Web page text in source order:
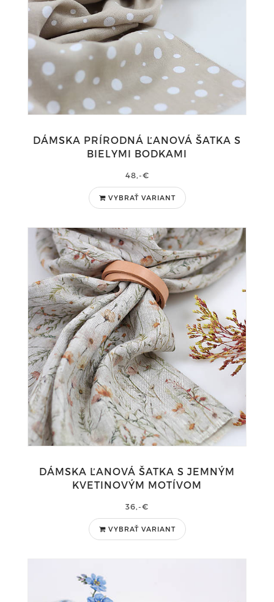
DÁMSKA PRÍRODNÁ ĽANOVÁ ŠATKA S
BIELYMI BODKAMI
48,-€
VYBRAŤ VARIANT
DÁMSKA ĽANOVÁ ŠATKA S JEMNÝM
KVETINOVÝM MOTÍVOM
36,-€
VYBRAŤ VARIANT